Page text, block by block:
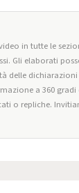
in tutte le
Gli elaborati
delle
a 360
o repliche.